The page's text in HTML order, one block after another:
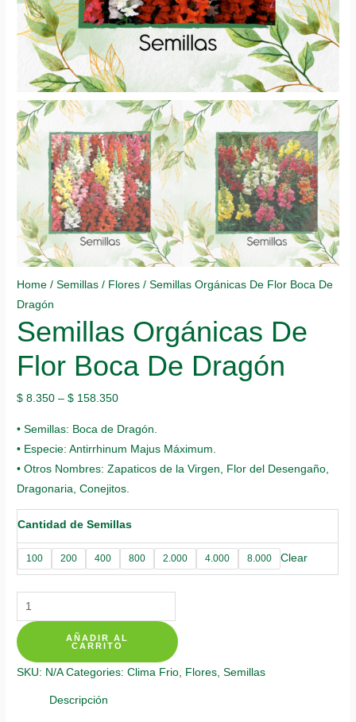
Home /Semillas / Flores / Semillas Orgánicas De Flor Boca De
Dragón
Semillas Orgánicas De
Flor Boca De Dragón
$ 8.350 –$ 158.350
• Semillas: Boca de Dragón.
• Especie: Antirrhinum Majus Máximum.
• Otros Nombres: Zapaticos de la Virgen, Flor del Desengaño,
Dragonaria, Conejitos.
Cantidad de Semillas
100 200 400 800 2.000 4.000 8.000 Clear
Semillas
Orgánicas
De
Flor
AÑADIR AL
CARRITO
SKU: N/A Categories:Clima Frio, Flores,Semillas
Descripción